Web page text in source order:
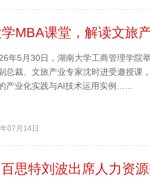
MBA课堂，解读文旅
年5月30日，湖南大学工商管理学院
总裁、文旅产业专家沈时进受邀授课
产业化实践与AI技术运用实例…...
07月14日
思特刘波出席人力资